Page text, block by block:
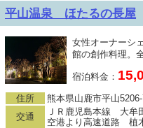
平山温泉 ほたるの長屋
女性オーナーシ
館の創作料理。
宿泊料金：
住所
熊本県山鹿市平山
交通
ＪＲ鹿児島本線 大牟
空港より高速道路 植